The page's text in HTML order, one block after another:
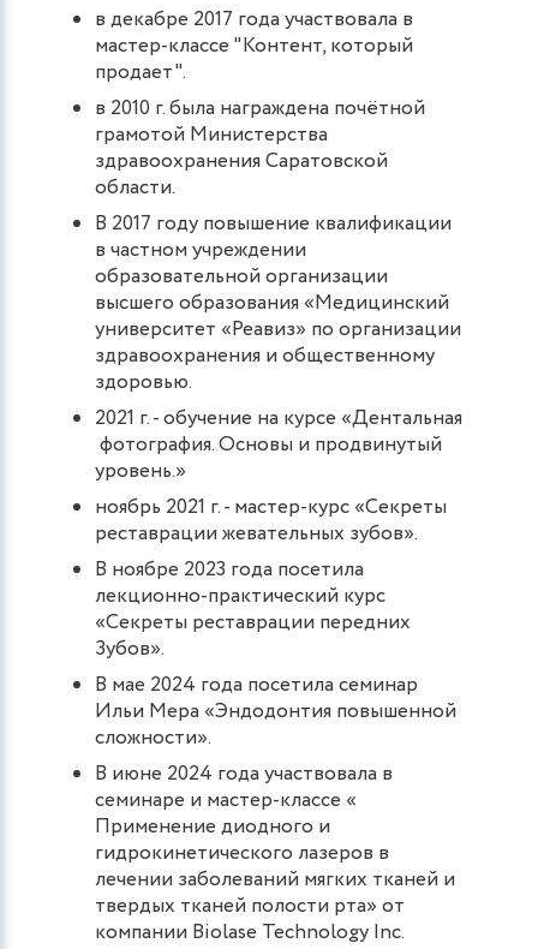
в декабре 2017 года участвовала в
мастер-классе "Контент, который
продает".
в 2010 г. была награждена почётной
грамотой Министерства
здравоохранения Саратовской
области.
В 2017 году повышение квалификации
в частном учреждении
образовательной организации
высшего образования «Медицинский
университет «Реавиз» по организации
здравоохранения и общественному
здоровью.
2021 г. - обучение на курсе «Дентальная
фотография. Основы и продвинутый
уровень.»
ноябрь 2021 г. - мастер-курс «Секреты
реставрации жевательных зубов».
В ноябре 2023 года посетила
лекционно-практический курс
«Секреты реставрации передних
Зубов».
В мае 2024 года посетила семинар
Ильи Мера «Эндодонтия повышенной
сложности».
В июне 2024 года участвовала в
семинаре и мастер-классе «
Применение диодного и
гидрокинетического лазеров в
лечении заболеваний мягких тканей и
твердых тканей полости рта» от
компании Biolase Technology Inc.